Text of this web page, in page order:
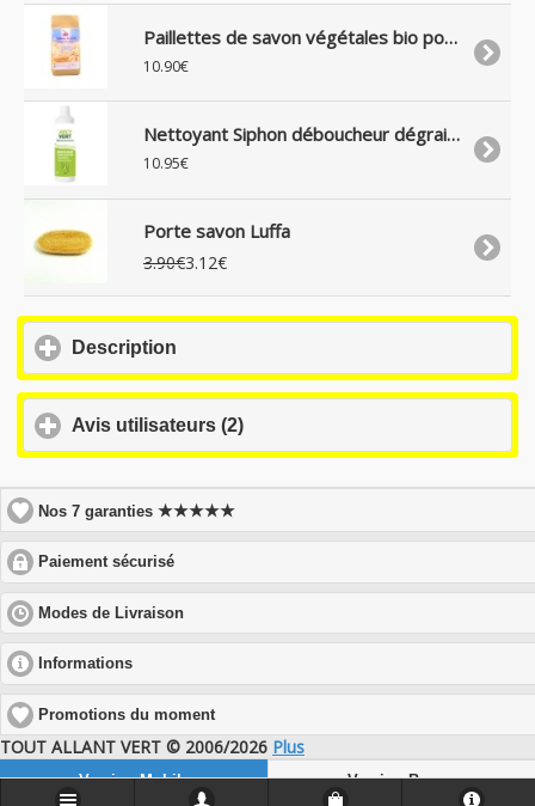
Paillettes de savon végétales bio pour lessive écolo, 1Kg
10.90€
Nettoyant Siphon déboucheur dégraisseur liquide naturel, 500 ml
10.95€
Porte savon Luffa
3.90€3.12€
Description
to
expand
Avis utilisateurs (2)
contents
Nos 7 garanties★★★★★
Paiement sécurisé
to
expand
contents
Modes de Livraison
to
Informations
to
expand
contents
Promotions du moment
TOUT ALLANT VERT © 2006/2026 Plus
Version Mobile Version Bureau